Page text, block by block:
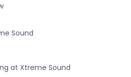
Sound
at Xtreme Sound